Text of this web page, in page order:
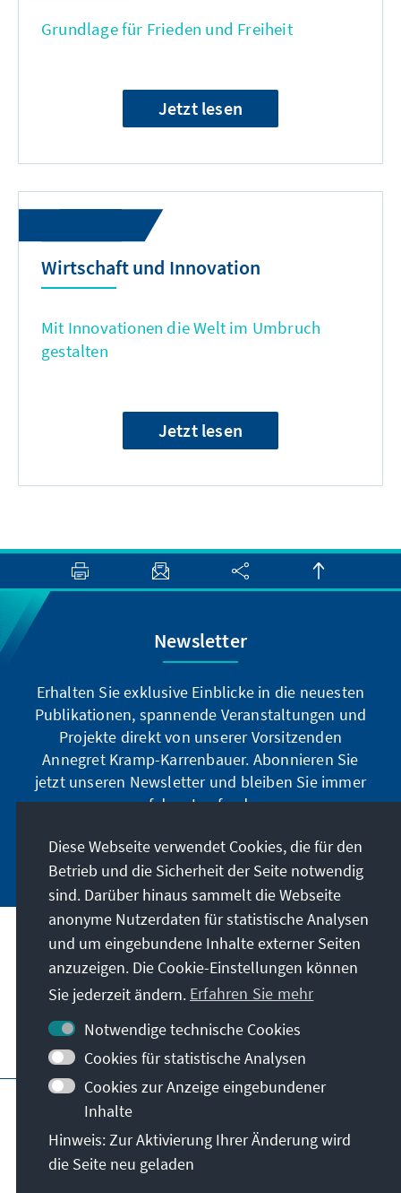
Grundlage für Frieden und Freiheit
Jetzt lesen
Wirtschaft und Innovation
Mit Innovationen die Welt im Umbruch
gestalten
Jetzt lesen
Newsletter
Erhalten Sie exklusive Einblicke in die neuesten
Publikationen, spannende Veranstaltungen und
Projekte direkt von unserer Vorsitzenden
Annegret Kramp-Karrenbauer. Abonnieren Sie
jetzt unseren Newsletter und bleiben Sie immer
auf dem Laufenden.
Jetzt abonnieren
Unser Auftrag
Kontakt
Weitere Angebote der Stiftung
Impressum
Datenschutz
Nutzungsbedingungen
Erklärung zur Barrierefreiheit
Barriere melden
Sitemap
Diese Webseite verwendet Cookies, die für den
Betrieb und die Sicherheit der Seite notwendig
sind. Darüber hinaus sammelt die Webseite
anonyme Nutzerdaten für statistische Analysen
und um eingebundene Inhalte externer Seiten
anzuzeigen. Die Cookie-Einstellungen können
Sie jederzeit ändern. Erfahren Sie mehr
Notwendige technische Cookies
Cookies für statistische Analysen
Cookies zur Anzeige eingebundener
Inhalte
Hinweis: Zur Aktivierung Ihrer Änderung wird
die Seite neu geladen